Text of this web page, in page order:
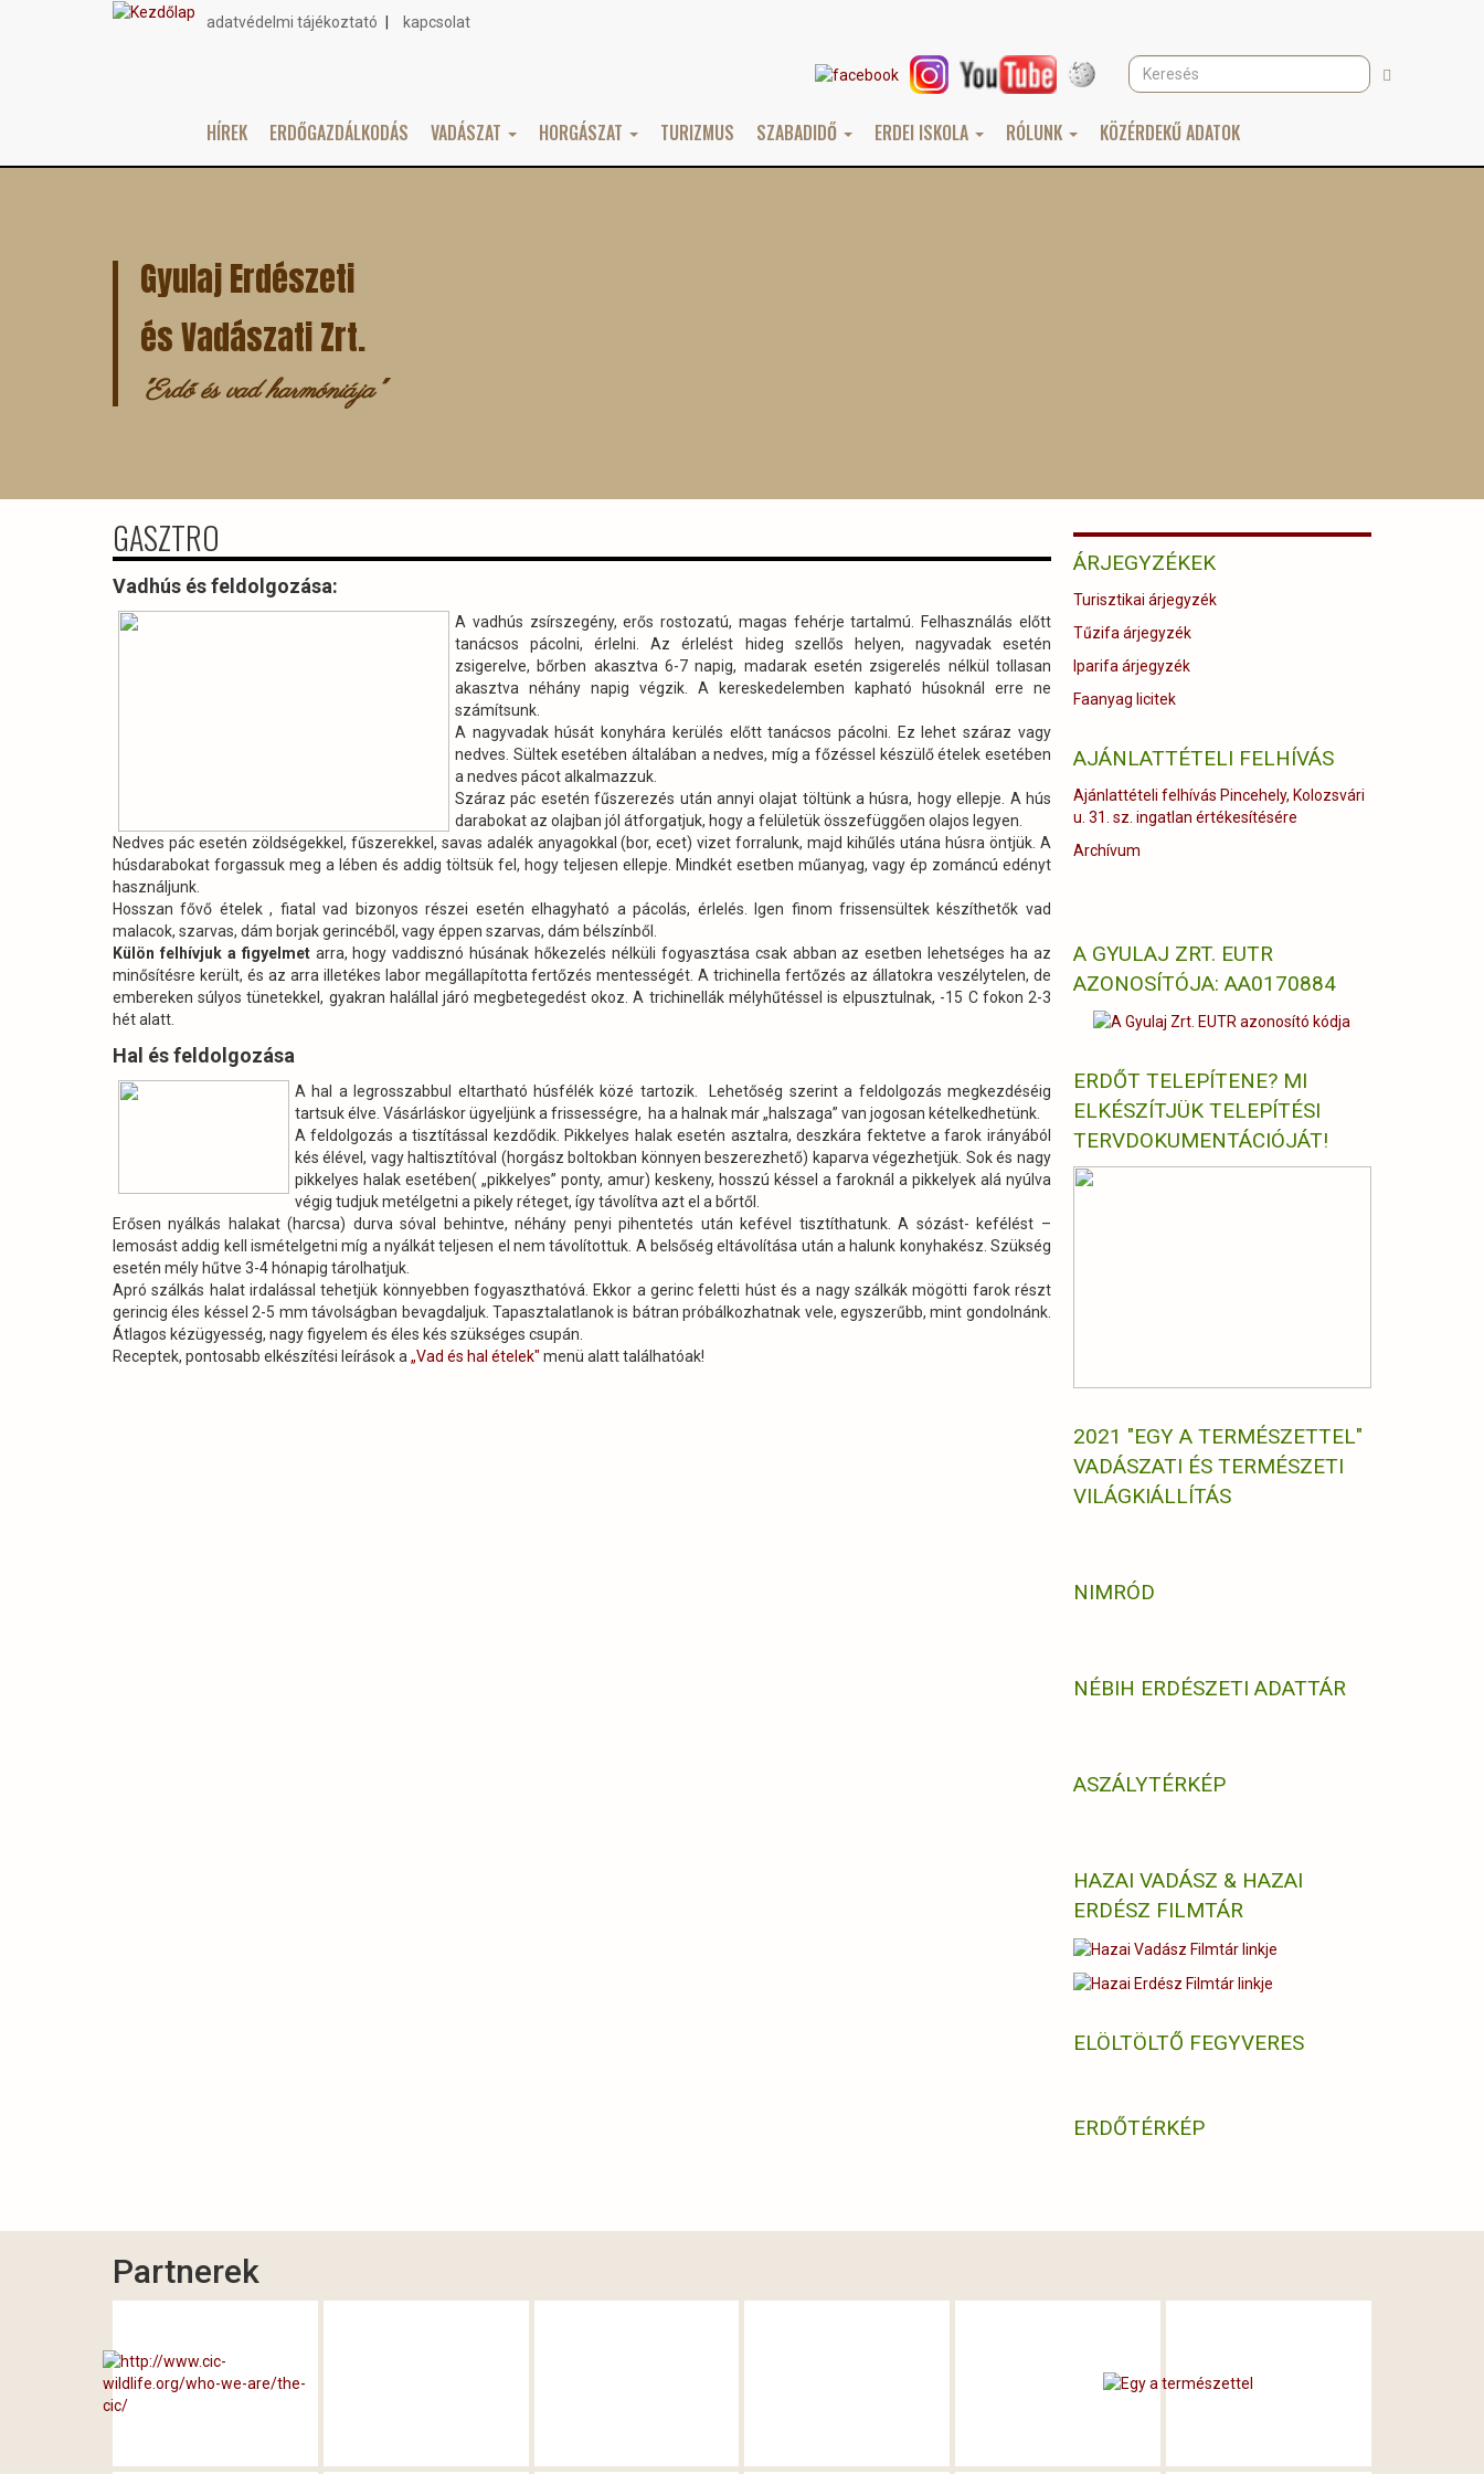
Topmenu
adatvédelmi tájékoztató kapcsolat
Keresés Keresés
Main
HÍREK ERDŐGAZDÁLKODÁS VADÁSZAT HORGÁSZAT TURIZMUS SZABADIDŐ ERDEI ISKOLA RÓLUNK KÖZÉRDEKŰ ADATOK
Gyulaj Erdészeti
és Vadászati Zrt.
"Erdő és vad harmóniája"
GASZTRO
Vadhús és feldolgozása:
A vadhús zsírszegény, erős rostozatú, magas fehérje tartalmú. Felhasználás előtt
tanácsos pácolni, érlelni. Az érlelést hideg szellős helyen, nagyvadak esetén
zsigerelve, bőrben akasztva 6-7 napig, madarak esetén zsigerelés nélkül tollasan
akasztva néhány napig végzik. A kereskedelemben kapható húsoknál erre ne
számítsunk.
A nagyvadak húsát konyhára kerülés előtt tanácsos pácolni. Ez lehet száraz vagy
nedves. Sültek esetében általában a nedves, míg a főzéssel készülő ételek esetében
a nedves pácot alkalmazzuk.
Száraz pác esetén fűszerezés után annyi olajat töltünk a húsra, hogy ellepje. A hús
darabokat az olajban jól átforgatjuk, hogy a felületük összefüggően olajos legyen.
Nedves pác esetén zöldségekkel, fűszerekkel, savas adalék anyagokkal (bor, ecet) vizet forralunk, majd kihűlés utána húsra öntjük. A
húsdarabokat forgassuk meg a lében és addig töltsük fel, hogy teljesen ellepje. Mindkét esetben műanyag, vagy ép zománcú edényt
használjunk.
Hosszan fővő ételek , fiatal vad bizonyos részei esetén elhagyható a pácolás, érlelés. Igen finom frissensültek készíthetők vad
malacok, szarvas, dám borjak gerincéből, vagy éppen szarvas, dám bélszínből.
Külön felhívjuk a figyelmetarra, hogy vaddisznó húsának hőkezelés nélküli fogyasztása csak abban az esetben lehetséges ha az
minősítésre került, és az arra illetékes labor megállapította fertőzés mentességét. A trichinella fertőzés az állatokra veszélytelen, de
embereken súlyos tünetekkel, gyakran halállal járó megbetegedést okoz. A trichinellák mélyhűtéssel is elpusztulnak, -15 C fokon 2-3
hét alatt.
Hal és feldolgozása
A hal a legrosszabbul eltartható húsfélék közé tartozik. Lehetőség szerint a feldolgozás megkezdéséig
tartsuk élve. Vásárláskor ügyeljünk a frissességre, ha a halnak már „halszaga” van jogosan kételkedhetünk.
A feldolgozás a tisztítással kezdődik. Pikkelyes halak esetén asztalra, deszkára fektetve a farok irányából
kés élével, vagy haltisztítóval (horgász boltokban könnyen beszerezhető) kaparva végezhetjük. Sok és nagy
pikkelyes halak esetében( „pikkelyes” ponty, amur) keskeny, hosszú késsel a faroknál a pikkelyek alá nyúlva
végig tudjuk metélgetni a pikely réteget, így távolítva azt el a bőrtől.
Erősen nyálkás halakat (harcsa) durva sóval behintve, néhány penyi pihentetés után kefével tisztíthatunk. A sózást- kefélést –
lemosást addig kell ismételgetni míg a nyálkát teljesen el nem távolítottuk. A belsőség eltávolítása után a halunk konyhakész. Szükség
esetén mély hűtve 3-4 hónapig tárolhatjuk.
Apró szálkás halat irdalással tehetjük könnyebben fogyaszthatóvá. Ekkor a gerinc feletti húst és a nagy szálkák mögötti farok részt
gerincig éles késsel 2-5 mm távolságban bevagdaljuk. Tapasztalatlanok is bátran próbálkozhatnak vele, egyszerűbb, mint gondolnánk.
Átlagos kézügyesség, nagy figyelem és éles kés szükséges csupán.
Receptek, pontosabb elkészítési leírások a „Vad és hal ételek" menü alatt találhatóak!
ÁRJEGYZÉKEK
Turisztikai árjegyzék
Tűzifa árjegyzék
Iparifa árjegyzék
Faanyag licitek
AJÁNLATTÉTELI FELHÍVÁS
Ajánlattételi felhívás Pincehely, Kolozsvári
u. 31. sz. ingatlan értékesítésére
Archívum
A GYULAJ ZRT. EUTR
AZONOSÍTÓJA: AA0170884
ERDŐT TELEPÍTENE? MI
ELKÉSZÍTJÜK TELEPÍTÉSI
TERVDOKUMENTÁCIÓJÁT!
2021 "EGY A TERMÉSZETTEL"
VADÁSZATI ÉS TERMÉSZETI
VILÁGKIÁLLÍTÁS
NIMRÓD
NÉBIH ERDÉSZETI ADATTÁR
ASZÁLYTÉRKÉP
HAZAI VADÁSZ & HAZAI
ERDÉSZ FILMTÁR
ELÖLTÖLTŐ FEGYVERES
ERDŐTÉRKÉP
Partnerek